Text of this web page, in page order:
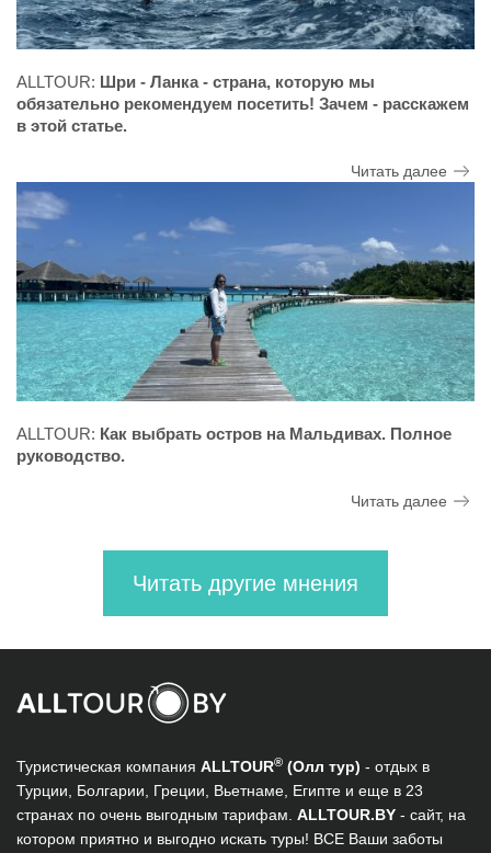
ALLTOUR: Шри - Ланка - страна, которую мы
обязательно рекомендуем посетить! Зачем - расскажем
в этой статье.
Читать далее
ALLTOUR: Как выбрать остров на Мальдивах. Полное
руководство.
Читать далее
Читать другие мнения
Туристическая компания ALLTOUR® (Олл тур) - отдых в
Турции, Болгарии, Греции, Вьетнаме, Египте и еще в 23
странах по очень выгодным тарифам. ALLTOUR.BY - сайт, на
котором приятно и выгодно искать туры! ВСЕ Ваши заботы